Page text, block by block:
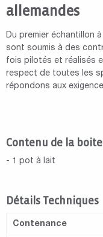
allemandes
Du premier échantillon
sont soumis à des
fois pilotés et réalisés
respect de toutes les
répondons aux
Contenu de la boite
- 1 pot à lait
Détails Techniques
Contenance